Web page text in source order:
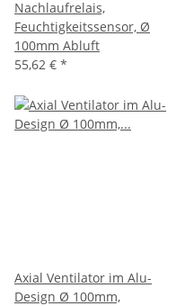
Nachlaufrelais,
Feuchtigkeitssensor, Ø
100mm Abluft
55,62 € *
Axial Ventilator im Alu-
Design Ø 100mm,